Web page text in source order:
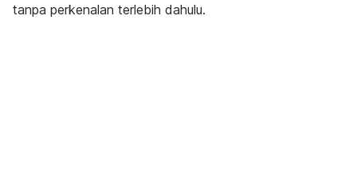
tanpa perkenalan terlebih dahulu.